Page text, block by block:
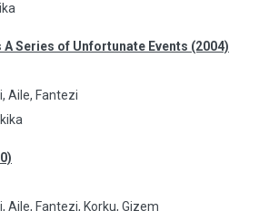
A Series of Unfortunate Events (2004)
Aile, Fantezi
Aile, Fantezi, Korku, Gizem